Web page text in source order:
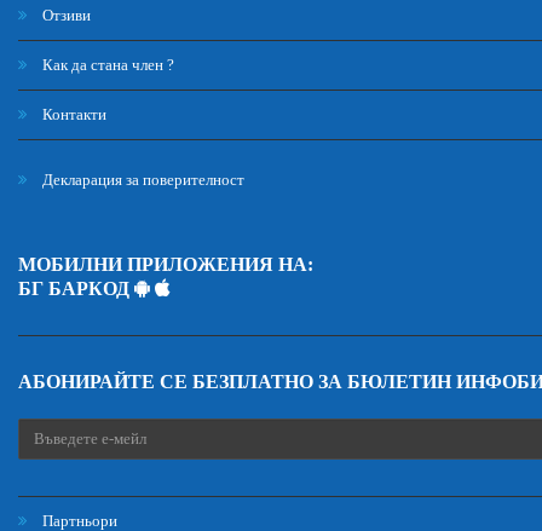
Отзиви
Как да стана член ?
Контакти
Декларация за поверителност
МОБИЛНИ ПРИЛОЖЕНИЯ НА:
БГ БАРКОД
АБОНИРАЙТЕ СЕ БЕЗПЛАТНО ЗА БЮЛЕТИН
Партньори